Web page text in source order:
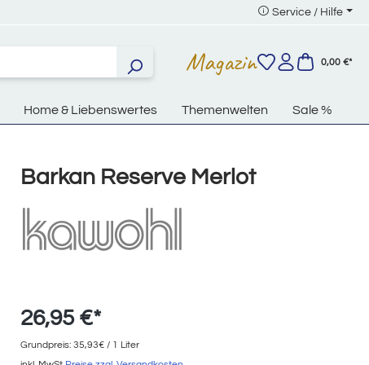
Service / Hilfe
Magazin 0,00 €*
Home & Liebenswertes Themenwelten Sale %
Barkan Reserve Merlot
26,95 €*
Grundpreis: 35,93€ / 1 Liter